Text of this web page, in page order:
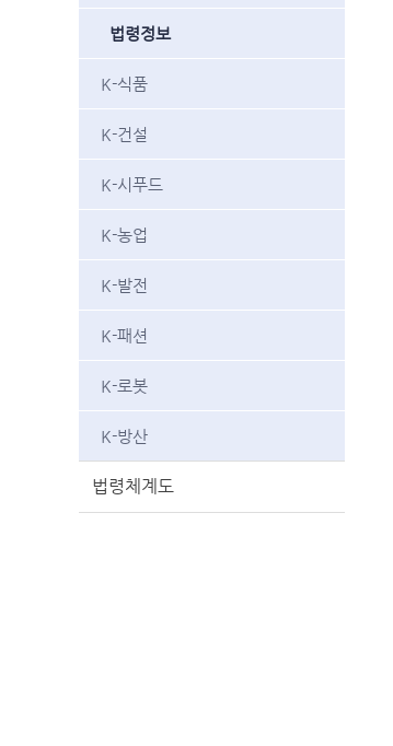
법령정보
K-식품
K-건설
K-시푸드
K-농업
K-발전
K-패션
K-로봇
K-방산
법령체계도